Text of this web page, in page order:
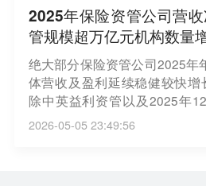
2025年保险资管公司营
管规模超万亿元机构数量
绝大部分保险资管公司2025年
体营收及盈利延续稳健较快增
除中英益利资管以及2025年
管、荷全保险资管外，其他
家养老险公司）均已发布了
业收入484.45亿元，同比增
2026-05-05 23:49:56